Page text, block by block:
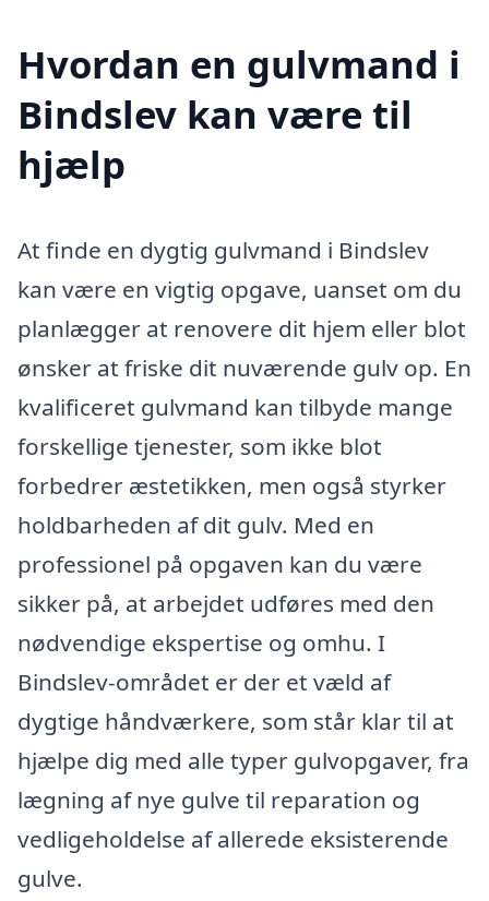
Hvordan en gulvmand i
Bindslev kan være til
hjælp
At finde en dygtig gulvmand i Bindslev
kan være en vigtig opgave, uanset om du
planlægger at renovere dit hjem eller blot
ønsker at friske dit nuværende gulv op. En
kvalificeret gulvmand kan tilbyde mange
forskellige tjenester, som ikke blot
forbedrer æstetikken, men også styrker
holdbarheden af dit gulv. Med en
professionel på opgaven kan du være
sikker på, at arbejdet udføres med den
nødvendige ekspertise og omhu. I
Bindslev-området er der et væld af
dygtige håndværkere, som står klar til at
hjælpe dig med alle typer gulvopgaver, fra
lægning af nye gulve til reparation og
vedligeholdelse af allerede eksisterende
gulve.